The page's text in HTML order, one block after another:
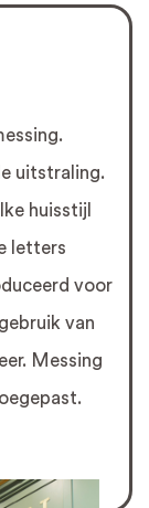
uitstraling.
huisstijl
letters
voor
van
Messing